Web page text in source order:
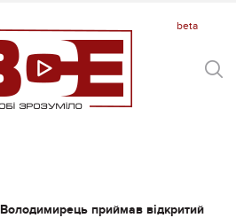
Володимирець приймав відкритий